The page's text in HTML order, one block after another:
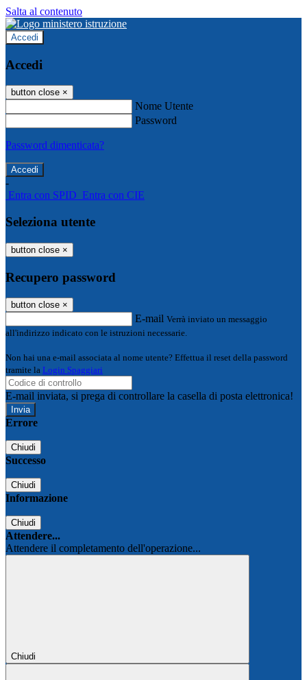
Salta al contenuto
Accedi
Accedi
button close ×
Nome Utente
Password
Password dimenticata?
-
Entra con SPID Entra con CIE
Seleziona utente
button close ×
Recupero password
button close ×
E-mail Verrà inviato un messaggio
all'indirizzo indicato con le istruzioni necessarie.
Non hai una e-mail associata al nome utente? Effettua il reset della password
tramite la Login Spaggiari
E-mail inviata, si prega di controllare la casella di posta elettronica!
Errore
Chiudi
Successo
Chiudi
Informazione
Chiudi
Attendere...
Attendere il completamento dell'operazione...
Chiudi